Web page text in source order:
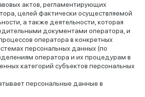
актов, регламентирующих
целей фактически осуществляемой
а также деятельности, которая
документами оператора, и
оператора в конкретных
персональных данных (по
оператора и их процедурам в
категорий субъектов персональных
персональные данные в